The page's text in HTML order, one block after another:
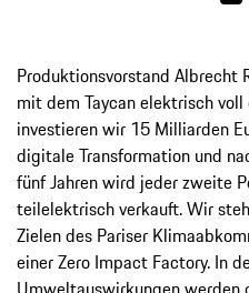
Produktionsvorstand Albrecht
mit dem Taycan elektrisch
investieren wir 15 Milliarden
digitale Transformation und
fünf Jahren wird jeder zweite
teilelektrisch verkauft. Wir
Zielen des Pariser
einer Zero Impact Factory. In